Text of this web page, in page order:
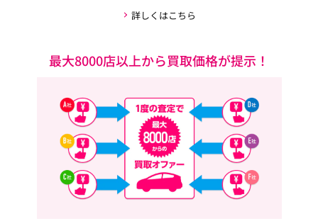
詳しくはこちら
最大8000店以上から買取価格が提示！